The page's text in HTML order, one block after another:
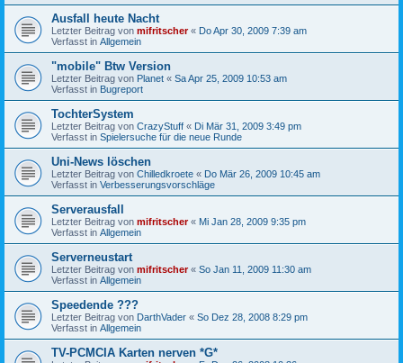
Ausfall heute Nacht
Letzter Beitrag von mifritscher« Do Apr 30, 2009 7:39 am
Verfasst in Allgemein
"mobile" Btw Version
Letzter Beitrag von Planet « Sa Apr 25, 2009 10:53 am
Verfasst in Bugreport
TochterSystem
Letzter Beitrag von CrazyStuff « Di Mär 31, 2009 3:49 pm
Verfasst in Spielersuche für die neue Runde
Uni-News löschen
Letzter Beitrag von Chilledkroete « Do Mär 26, 2009 10:45 am
Verfasst in Verbesserungsvorschläge
Serverausfall
Letzter Beitrag von mifritscher« Mi Jan 28, 2009 9:35 pm
Verfasst in Allgemein
Serverneustart
Letzter Beitrag von mifritscher« So Jan 11, 2009 11:30 am
Verfasst in Allgemein
Speedende ???
Letzter Beitrag von DarthVader « So Dez 28, 2008 8:29 pm
Verfasst in Allgemein
TV-PCMCIA Karten nerven *G*